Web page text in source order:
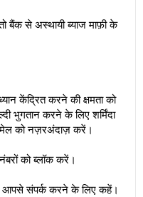
तो बैंक से अस्थायी ब्याज माफ़ी के
केंद्रित करने की क्षमता को
भुगतान करने के लिए शर्मिंदा
को नज़रअंदाज़ करें।
को ब्लॉक करें।
आपसे संपर्क करने के लिए कहें।